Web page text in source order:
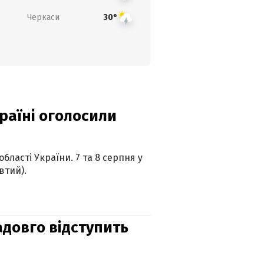
Черкаси 30°
оголосили
України. 7 та 8 серпня у
відступить